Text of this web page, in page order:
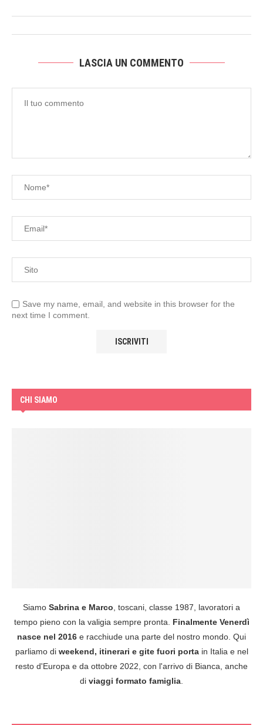
LASCIA UN COMMENTO
Save my name, email, and website in this browser for the
next time I comment.
CHI SIAMO
Siamo Sabrina e Marco, toscani, classe 1987, lavoratori a
tempo pieno con la valigia sempre pronta. Finalmente Venerdì
nasce nel 2016 e racchiude una parte del nostro mondo. Qui
parliamo di weekend, itinerari e gite fuori portain Italia e nel
resto d'Europa e da ottobre 2022, con l'arrivo di Bianca, anche
di viaggi formato famiglia.